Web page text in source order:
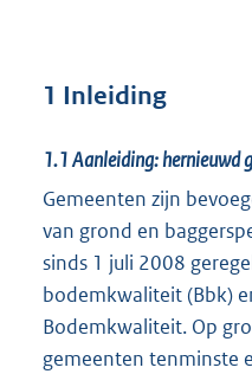
1 Inleiding
1.1Aanleiding: hernieuwd
Gemeenten zijn
van grond en
sinds 1 juli 2008
bodemkwaliteit (Bbk)
Bodemkwaliteit. Op
gemeenten tenminste